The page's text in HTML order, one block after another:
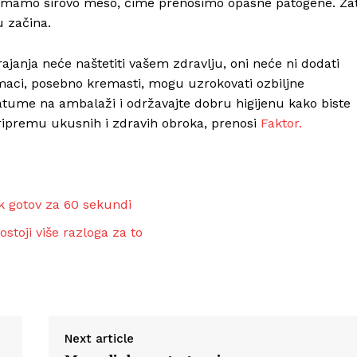
začina.
neće naštetiti vašem zdravlju, oni neće ni dodati
posebno kremasti, mogu uzrokovati ozbiljne
na ambalaži i održavajte dobru higijenu kako biste
ukusnih i zdravih obroka, prenosi Faktor.
gotov za 60 sekundi
više razloga za to
Next article